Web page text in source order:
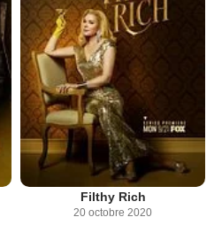
Filthy Rich
20 octobre 2020